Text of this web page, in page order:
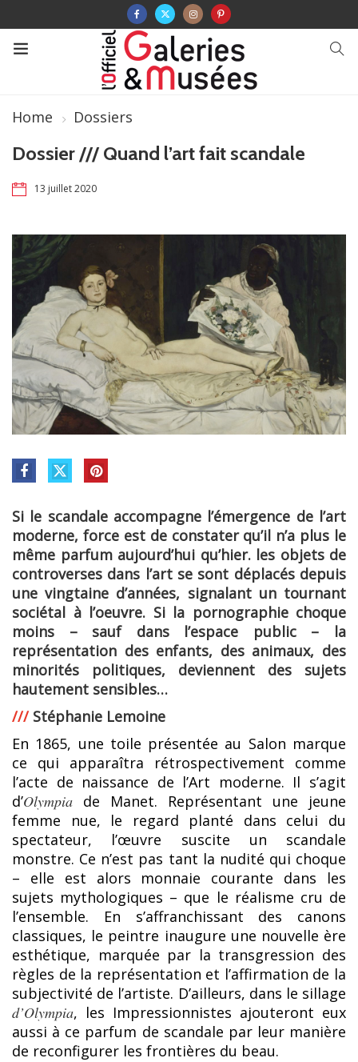
Home Dossiers
Dossier /// Quand l’art fait scandale
13 juillet 2020
Si le scandale accompagne l’émergence de l’art
moderne, force est de constater qu’il n’a plus le
même parfum aujourd’hui qu’hier. les objets de
controverses dans l’art se sont déplacés depuis
une vingtaine d’années, signalant un tournant
sociétal à l’oeuvre. Si la pornographie choque
moins – sauf dans l’espace public – la
représentation des enfants, des animaux, des
minorités politiques, deviennent des sujets
hautement sensibles…
///Stéphanie Lemoine
En 1865, une toile présentée au Salon marque
ce qui apparaîtra rétrospectivement comme
l’acte de naissance de l’Art moderne. Il s’agit
d’Olympia de Manet. Représentant une jeune
femme nue, le regard planté dans celui du
spectateur, l’œuvre suscite un scandale
monstre. Ce n’est pas tant la nudité qui choque
– elle est alors monnaie courante dans les
sujets mythologiques – que le réalisme cru de
l’ensemble. En s’affranchissant des canons
classiques, le peintre inaugure une nouvelle ère
esthétique, marquée par la transgression des
règles de la représentation et l’affirmation de la
subjectivité de l’artiste. D’ailleurs, dans le sillage
d’Olympia, les Impressionnistes ajouteront eux
aussi à ce parfum de scandale par leur manière
de reconfigurer les frontières du beau.